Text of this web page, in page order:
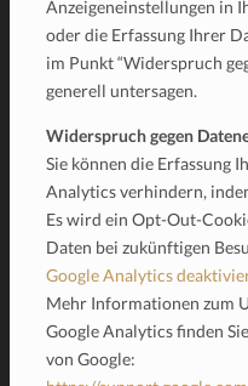
Anzeigeneinstellungen in
oder die Erfassung Ihrer
im Punkt “Widerspruch
generell untersagen.
Widerspruch gegen
Sie können die Erfassung
Analytics verhindern,
Es wird ein Opt-Out-
Daten bei zukünftigen
Google Analytics
Mehr Informationen zum
Google Analytics finden
von Google: